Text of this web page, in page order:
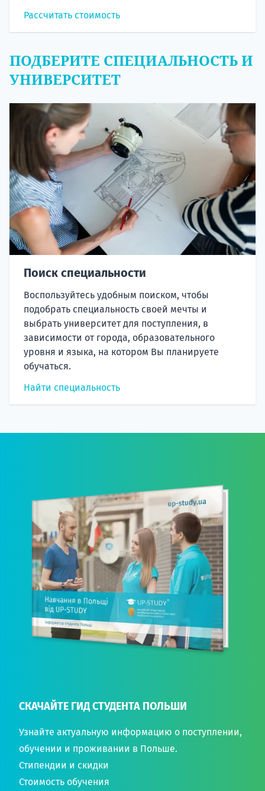
Рассчитать стоимость
ПОДБЕРИТЕ СПЕЦИАЛЬНОСТЬ И
УНИВЕРСИТЕТ
Поиск специальности
Воспользуйтесь удобным поиском, чтобы
подобрать специальность своей мечты и
выбрать университет для поступления, в
зависимости от города, образовательного
уровня и языка, на котором Вы планируете
обучаться.
Найти специальность
СКАЧАЙТЕ ГИД СТУДЕНТА ПОЛЬШИ
Узнайте актуальную информацию о поступлении,
обучении и проживании в Польше.
Стипендии и скидки
Стоимость обучения